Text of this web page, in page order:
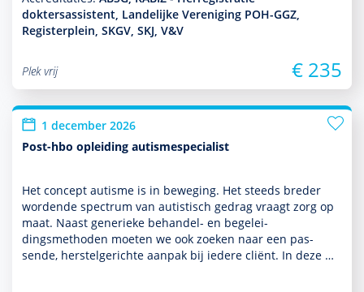
doktersassistent, Landelijke Vereniging POH-GGZ,
Registerplein, SKGV, SKJ, V&V
Plek vrij € 235
1 december 2026
Post-hbo opleiding autismespecialist
Het concept autisme is in beweging. Het steeds breder
wordende spectrum van autis­tisch gedrag vraagt zorg op
maat. Naast generieke behan­del- en bege­lei­
dingsmethoden moeten we ook zoeken naar een pas­
sende, herstelgerichte aanpak bij iedere cliënt. In deze …